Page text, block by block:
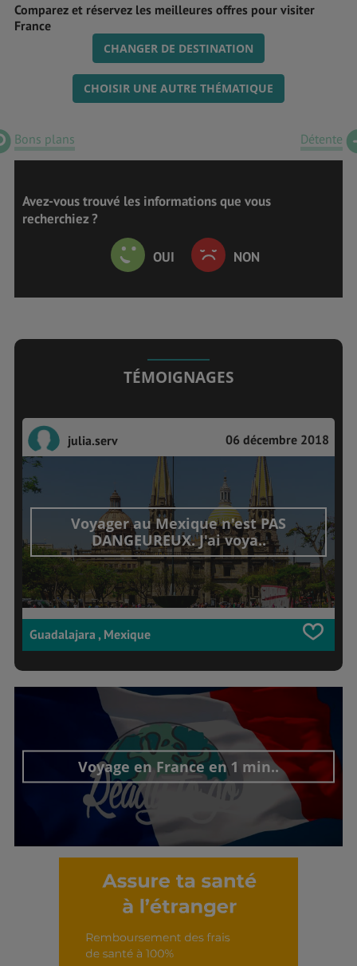
Comparez et réservez les meilleures offres pour visiter
France
CHANGER DE DESTINATION
CHOISIR UNE AUTRE THÉMATIQUE
Bons plans Détente
Avez-vous trouvé les informations que vous
recherchiez ?
OUI NON
TÉMOIGNAGES
julia.serv 06 décembre 2018
Voyager au Mexique n'est PAS
DANGEUREUX. J'ai voya..
Guadalajara , Mexique
Voyage en France en 1 min..
Découvrir cet interview